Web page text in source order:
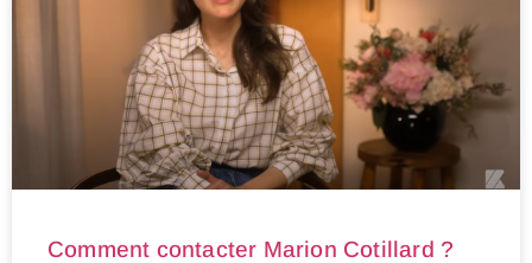
Comment contacter Marion Cotillard ?